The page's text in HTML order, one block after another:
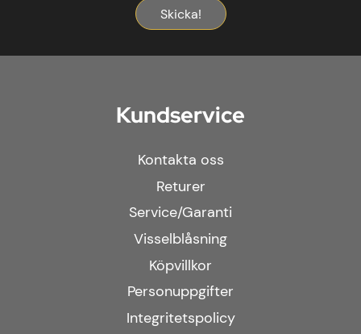
Skicka!
Kundservice
Kontakta oss
Returer
Service/Garanti
Visselblåsning
Köpvillkor
Personuppgifter
Integritetspolicy